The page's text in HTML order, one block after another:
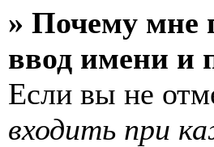
» Почему мне
ввод имени и
Если вы не
входить при